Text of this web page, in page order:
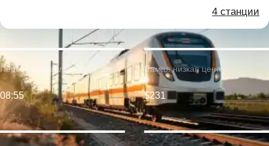
4 станции
Первое отправление:
08:55
Самая низкая цена:
$231